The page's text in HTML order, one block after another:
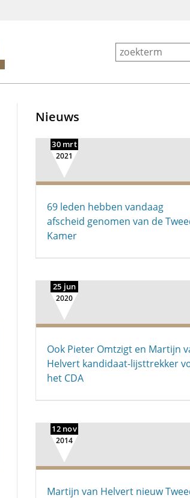
Nieuws
30 mrt
2021
69 leden hebben vandaag
afscheid genomen van de
Kamer
25 jun
2020
Ook Pieter Omtzigt en Martijn
Helvert kandidaat-lijsttrekker
het CDA
12 nov
2014
Martijn van Helvert nieuw